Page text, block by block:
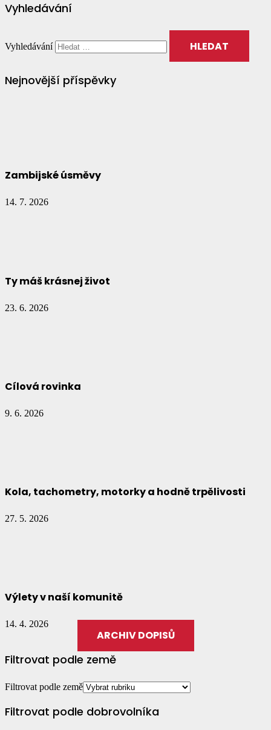
Vyhledávání
Vyhledávání
Nejnovější příspěvky
Zambijské úsměvy
14. 7. 2026
Ty máš krásnej život
23. 6. 2026
Cílová rovinka
9. 6. 2026
Kola, tachometry, motorky a hodně trpělivosti
27. 5. 2026
Výlety v naší komunitě
14. 4. 2026
ARCHIV DOPISŮ
Filtrovat podle země
Filtrovat podle země
Filtrovat podle dobrovolníka